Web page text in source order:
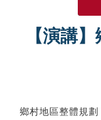
【演講
鄉村地區整體規劃